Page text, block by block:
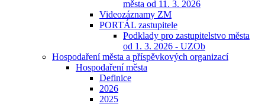
města od 11. 3. 2026
Videozáznamy ZM
PORTÁL zastupitele
Podklady pro zastupitelstvo města
od 1. 3. 2026 - UZOb
Hospodaření města a příspěvkových organizací
Hospodaření města
Definice
2026
2025